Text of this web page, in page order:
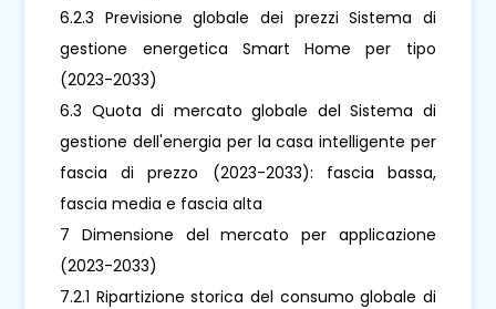
6.2.3 Previsione globale dei prezzi Sistema di
gestione energetica Smart Home per tipo
(2023-2033)
6.3 Quota di mercato globale del Sistema di
gestione dell'energia per la casa intelligente per
fascia di prezzo (2023-2033): fascia bassa,
fascia media e fascia alta
7 Dimensione del mercato per applicazione
(2023-2033)
7.2.1 Ripartizione storica del consumo globale di